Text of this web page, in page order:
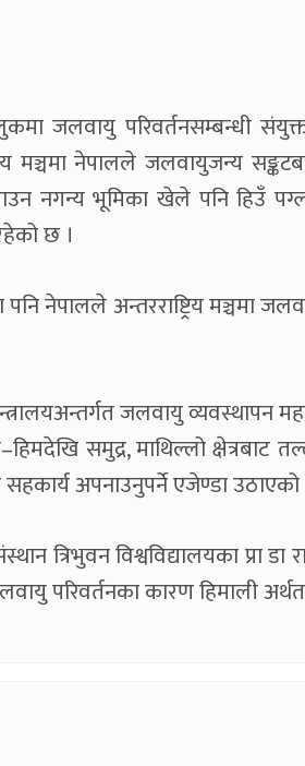
जलवायु परिवर्तनसम्बन्धी
मञ्चमा नेपालले जलवायुजन्य
नगन्य भूमिका खेले पनि हिउँ
छ ।
नेपालले अन्तरराष्ट्रिय मञ्चमा
जलवायु व्यवस्थापन
समुद्र, माथिल्लो क्षेत्रबाट
सहकार्य अपनाउनुपर्ने एजेण्डा
त्रिभुवन विश्वविद्यालयका प्रा
परिवर्तनका कारण हिमाली